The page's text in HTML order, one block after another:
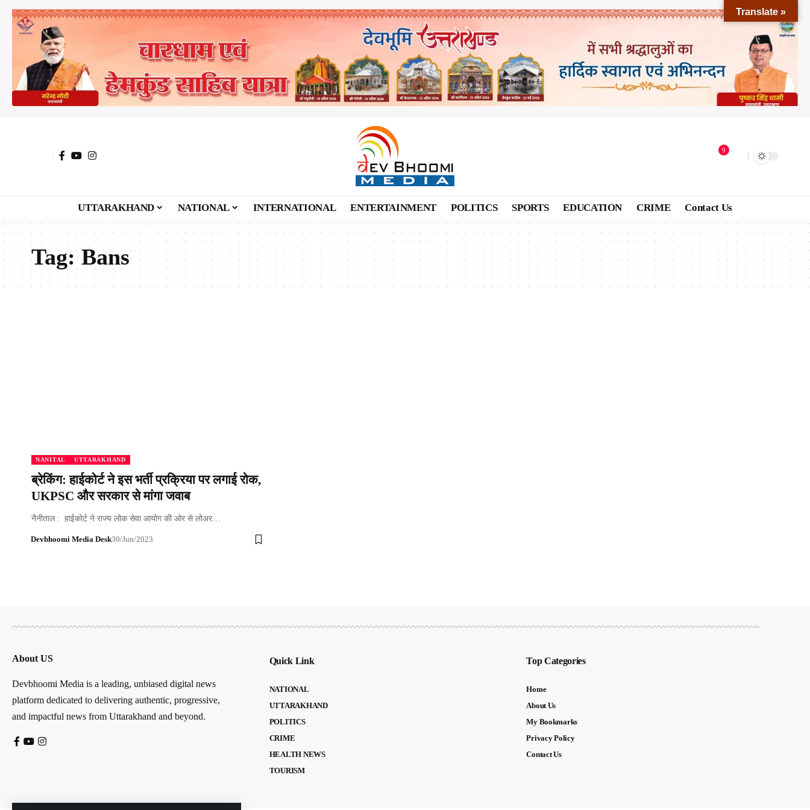
9
UTTARAKHAND NATIONAL INTERNATIONAL ENTERTAINMENT POLITICS SPORTS EDUCATION CRIME Contact Us
Tag:Bans
NANITAL UTTARAKHAND
ब्रेकिंग: हाईकोर्ट ने इस भर्ती प्रक्रिया पर लगाई रोक,
UKPSC और सरकार से मांगा जवाब
नैनीताल : हाईकोर्ट ने राज्य लोक सेवा आयोग की ओर से लोअर…
Devbhoomi Media Desk30/Jun/2023
About US
Devbhoomi Media is a leading, unbiased digital news
platform dedicated to delivering authentic, progressive,
and impactful news from Uttarakhand and beyond.
Quick Link
NATIONAL
UTTARAKHAND
POLITICS
CRIME
HEALTH NEWS
TOURISM
Top Categories
Home
About Us
My Bookmarks
Privacy Policy
Contact Us
Translate »